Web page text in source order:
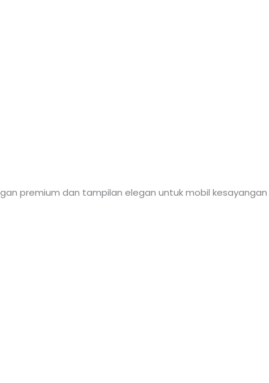
premium dan tampilan elegan untuk mobil kesayangan